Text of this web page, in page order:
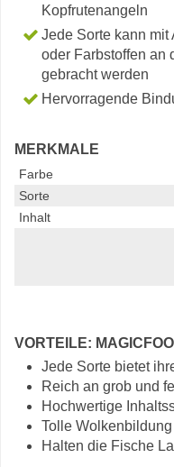
Kopfrutenangeln
Jede Sorte kann
oder Farbstoffen an
gebracht werden
Hervorragende
MERKMALE
Farbe
Sorte
Inhalt
VORTEILE:
Jede Sorte bietet
Reich an grob und
Hochwertige
Tolle Wolkenbildung
Halten die Fische